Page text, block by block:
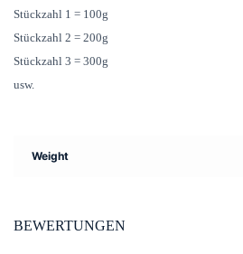
Stückzahl 1 = 100g
Stückzahl 2 = 200g
Stückzahl 3 = 300g
usw.
Weight
BEWERTUNGEN